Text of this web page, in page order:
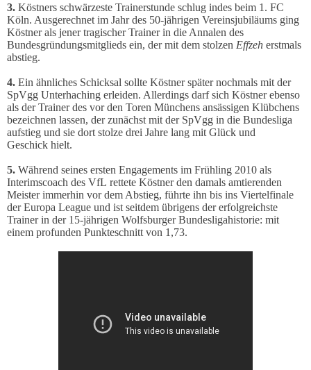
3. Köstners schwärzeste Trainerstunde schlug indes beim 1. FC
Köln. Ausgerechnet im Jahr des 50-jährigen Vereinsjubiläums ging
Köstner als jener tragischer Trainer in die Annalen des
Bundesgründungsmitglieds ein, der mit dem stolzen Effzeh erstmals
abstieg.
4. Ein ähnliches Schicksal sollte Köstner später nochmals mit der
SpVgg Unterhaching erleiden. Allerdings darf sich Köstner ebenso
als der Trainer des vor den Toren Münchens ansässigen Klübchens
bezeichnen lassen, der zunächst mit der SpVgg in die Bundesliga
aufstieg und sie dort stolze drei Jahre lang mit Glück und
Geschick hielt.
5. Während seines ersten Engagements im Frühling 2010 als
Interimscoach des VfL rettete Köstner den damals amtierenden
Meister immerhin vor dem Abstieg, führte ihn bis ins Viertelfinale
der Europa League und ist seitdem übrigens der erfolgreichste
Trainer in der 15-jährigen Wolfsburger Bundesligahistorie: mit
einem profunden Punkteschnitt von 1,73.